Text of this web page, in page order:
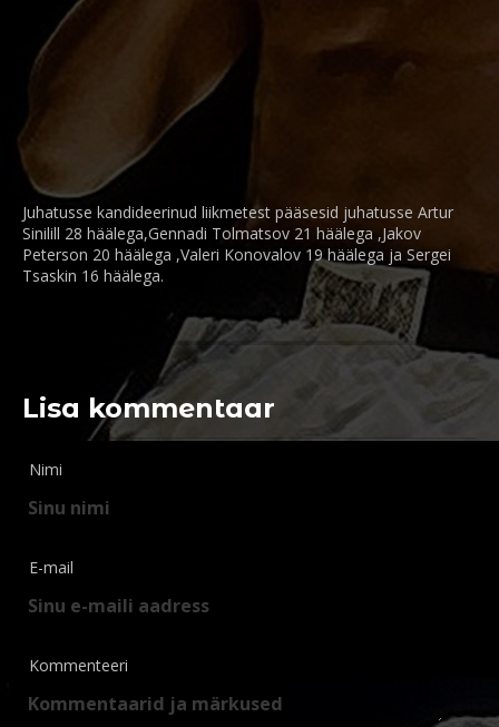
Juhatusse kandideerinud liikmetest pääsesid juhatusse Artur
Sinilill 28 häälega,Gennadi Tolmatsov 21 häälega ,Jakov
Peterson 20 häälega ,Valeri Konovalov 19 häälega ja Sergei
Tsaskin 16 häälega.
Lisa kommentaar
Nimi
E-mail
Kommenteeri